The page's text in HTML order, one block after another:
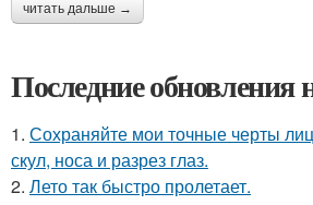
читать дальше →
Последние обновления
1. Сохраняйте мои точные черты
скул, носа и разрез глаз.
2. Лето так быстро пролетает.